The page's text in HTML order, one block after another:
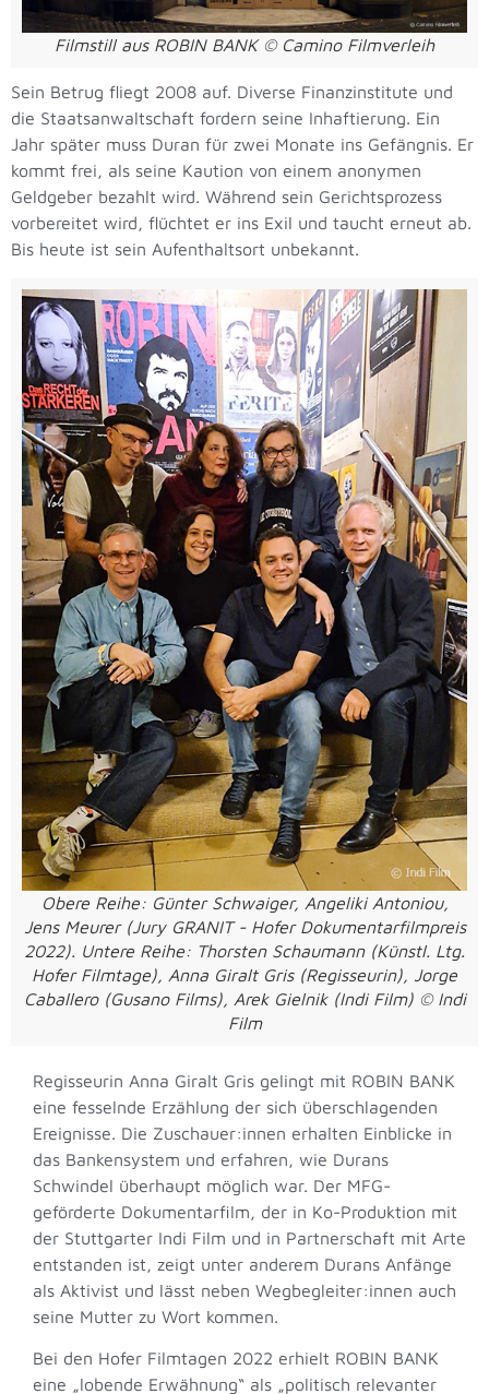
Filmstill aus ROBIN BANK © Camino Filmverleih
Sein Betrug fliegt 2008 auf. Diverse Finanzinstitute und
die Staatsanwaltschaft fordern seine Inhaftierung. Ein
Jahr später muss Duran für zwei Monate ins Gefängnis. Er
kommt frei, als seine Kaution von einem anonymen
Geldgeber bezahlt wird. Während sein Gerichtsprozess
vorbereitet wird, flüchtet er ins Exil und taucht erneut ab.
Bis heute ist sein Aufenthaltsort unbekannt.
Obere Reihe: Günter Schwaiger, Angeliki Antoniou,
Jens Meurer (Jury GRANIT - Hofer Dokumentarfilmpreis
2022). Untere Reihe: Thorsten Schaumann (Künstl. Ltg.
Hofer Filmtage), Anna Giralt Gris (Regisseurin), Jorge
Caballero (Gusano Films), Arek Gielnik (Indi Film) © Indi
Film
Regisseurin Anna Giralt Gris gelingt mit ROBIN BANK
eine fesselnde Erzählung der sich überschlagenden
Ereignisse. Die Zuschauer:innen erhalten Einblicke in
das Bankensystem und erfahren, wie Durans
Schwindel überhaupt möglich war. Der MFG-
geförderte Dokumentarfilm, der in Ko-Produktion mit
der Stuttgarter Indi Film und in Partnerschaft mit Arte
entstanden ist, zeigt unter anderem Durans Anfänge
als Aktivist und lässt neben Wegbegleiter:innen auch
seine Mutter zu Wort kommen.
Bei den Hofer Filmtagen 2022 erhielt ROBIN BANK
eine „lobende Erwähnung“ als „politisch relevanter